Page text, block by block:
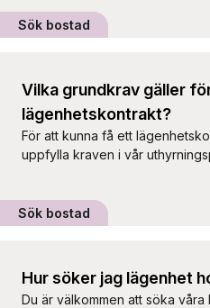
Sök bostad
Sök bostad
Vilka grundkrav gäller
lägenhetskontrakt?
För att kunna få ett
uppfylla kraven i vår
boendereferenser. Du kan
uthyrningspolicy. Vi har
Hur söker jag lägenhet
Du är välkommen att söka